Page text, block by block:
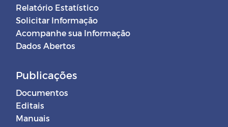
Relatório Estatístico
Solicitar Informação
Acompanhe sua Informação
Dados Abertos
Publicações
Documentos
Editais
Manuais